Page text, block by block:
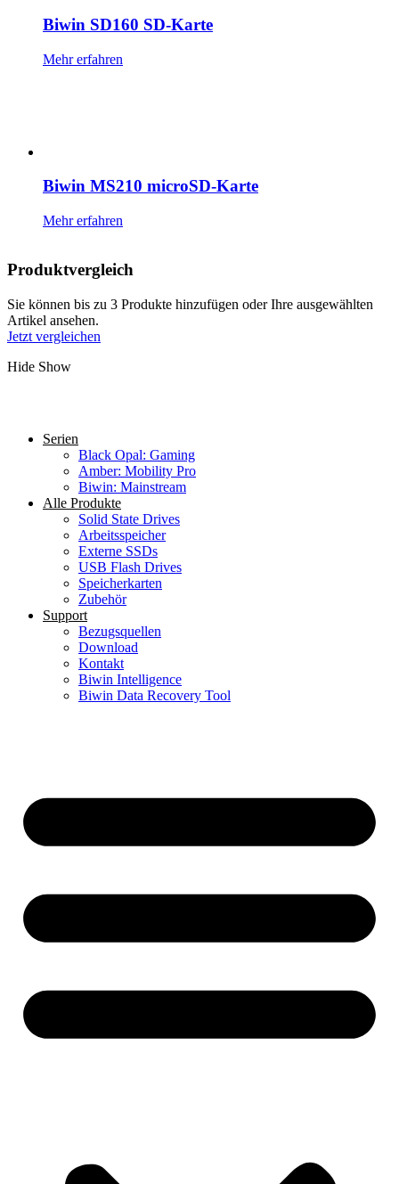
Biwin SD160 SD-Karte
Mehr erfahren
Biwin MS210 microSD-Karte
Mehr erfahren
Produktvergleich
Sie können bis zu 3 Produkte hinzufügen oder Ihre ausgewählten
Artikel ansehen.
Jetzt vergleichen
Hide Show
Serien
Black Opal: Gaming
Amber: Mobility Pro
Biwin: Mainstream
Alle Produkte
Solid State Drives
Arbeitsspeicher
Externe SSDs
USB Flash Drives
Speicherkarten
Zubehör
Support
Bezugsquellen
Download
Kontakt
Biwin Intelligence
Biwin Data Recovery Tool